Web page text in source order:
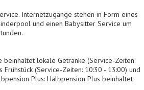
Internetzugänge stehen in Form eines
und einen Babysitter Service um
beinhaltet lokale Getränke (Service-Zeiten:
(Service-Zeiten: 10:30 - 13:00) und
Plus: Halbpension Plus beinhaltet